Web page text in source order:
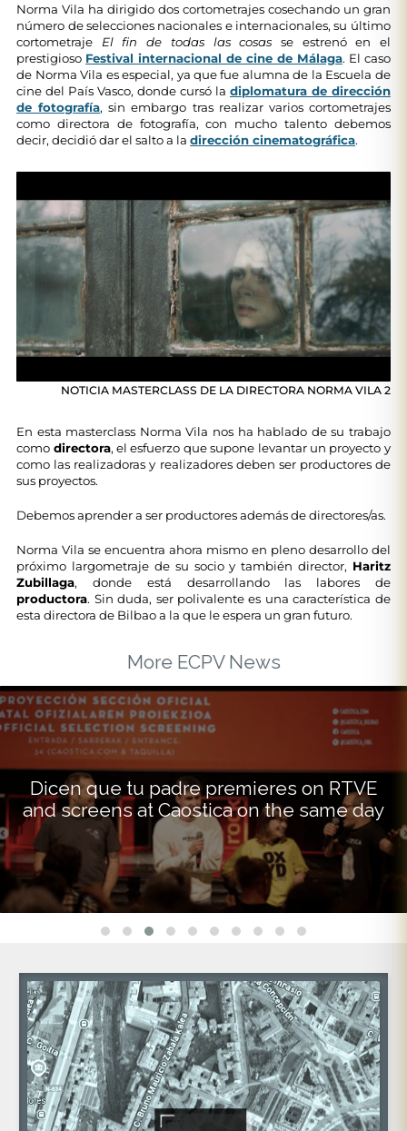
Norma Vila ha dirigido dos cortometrajes cosechando un gran
número de selecciones nacionales e internacionales, su último
cortometraje El fin de todas las cosas se estrenó en el
prestigioso Festival internacional de cine de Málaga. El caso
de Norma Vila es especial, ya que fue alumna de la Escuela de
cine del País Vasco, donde cursó la diplomatura de dirección
de fotografía, sin embargo tras realizar varios cortometrajes
como directora de fotografía, con mucho talento debemos
decir, decidió dar el salto a ladirección cinematográfica.
NOTICIA MASTERCLASS DE LA DIRECTORA NORMA VILA 2
En esta masterclass Norma Vila nos ha hablado de su trabajo
como directora, el esfuerzo que supone levantar un proyecto y
como las realizadoras y realizadores deben ser productores de
sus proyectos.
Debemos aprender a ser productores además de directores/as.
Norma Vila se encuentra ahora mismo en pleno desarrollo del
próximo largometraje de su socio y también director, Haritz
Zubillaga, donde está desarrollando las labores de
productora. Sin duda, ser polivalente es una característica de
esta directora de Bilbao a la que le espera un gran futuro.
More ECPV News
Dicen que tu padre premieres on RTVE
and screens at Caostica on the same day